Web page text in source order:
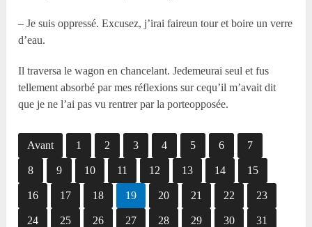
– Je suis oppressé. Excusez, j’irai faireun tour et boire un verre
d’eau.
Il traversa le wagon en chancelant. Jedemeurai seul et fus
tellement absorbé par mes réflexions sur cequ’il m’avait dit
que je ne l’ai pas vu rentrer par la porteopposée.
Avant 1 2 3 4 5 6 7
8 9 10 11 12 13 14 15
16 17 18 19 20 21 22 23
24 25 26 27 28 29 30 31